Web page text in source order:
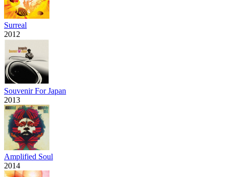
Surreal
2012
Souvenir For Japan
2013
Amplified Soul
2014